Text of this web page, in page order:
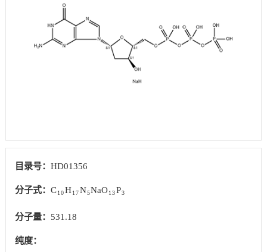
目录号： HD01356
分子式： C10H17N5NaO13P3
分子量： 531.18
纯度：